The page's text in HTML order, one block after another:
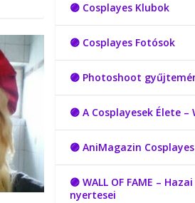
🟣 Cosplayes Klubok
🟣 Cosplayes Fotósok
🟣 Photoshoot
🟣 A Cosplayesek Élete –
🟣 AniMagazin
🟣 WALL OF FAME –
nyertesei